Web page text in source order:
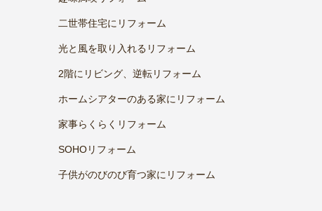
二世帯住宅にリフォーム
光と風を取り入れるリフォーム
2階にリビング、逆転リフォーム
ホームシアターのある家にリフォーム
家事らくらくリフォーム
SOHOリフォーム
子供がのびのび育つ家にリフォーム